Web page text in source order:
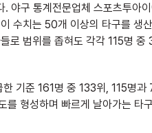
야구 통계전문업체 스포츠투아
수치는 50개 이상의 타구를 생
로 범위를 좁혀도 각각 115명
기준 161명 중 133위, 115명
형성하며 빠르게 날아가는 타